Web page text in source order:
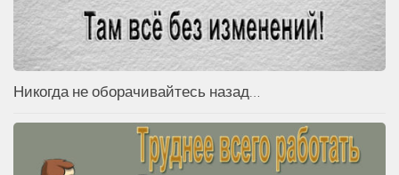
Никогда не оборачивайтесь назад…